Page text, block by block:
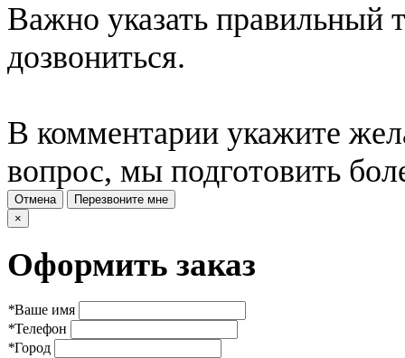
Важно указать
дозвониться.
В комментарии укажите
вопрос, мы подготовить
Отмена
Перезвоните мне
×
Оформить заказ
*Ваше имя
*Телефон
*Город